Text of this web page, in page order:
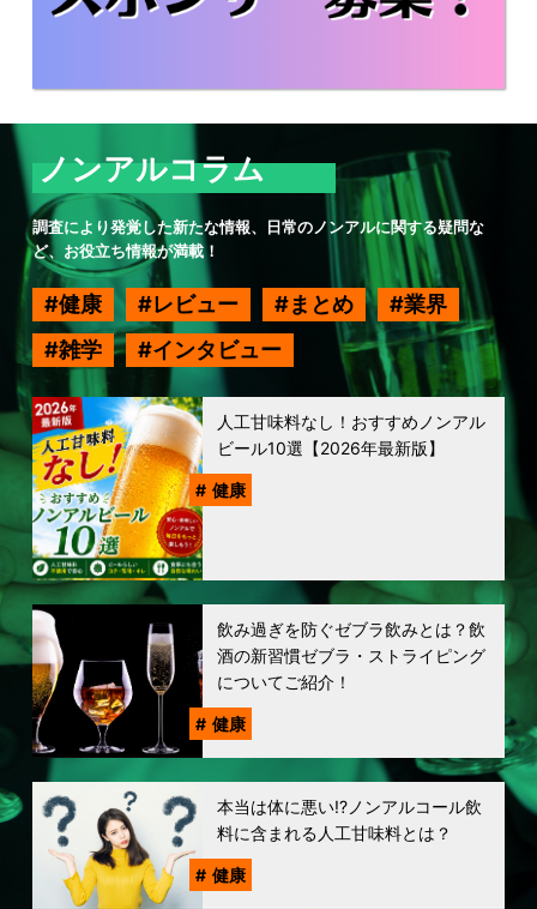
ノンアルコラム
調査により発覚した新たな情報、日常のノンアルに関する疑問な
ど、お役立ち情報が満載！
健康 レビュー まとめ
業界
雑学
インタビュー
人工甘味料なし！おすすめノンアル
ビール10選【2026年最新版】
健康
飲み過ぎを防ぐゼブラ飲みとは？飲
酒の新習慣ゼブラ・ストライピング
についてご紹介！
健康
本当は体に悪い!?ノンアルコール飲
料に含まれる人工甘味料とは？
健康